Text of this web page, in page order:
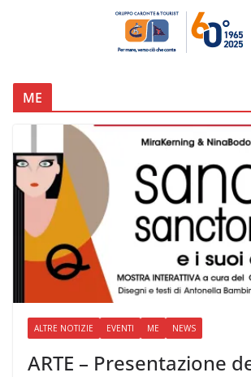
ME
ALTRE NOTIZIE EVENTI ME NEWS
ARTE – Presentazione